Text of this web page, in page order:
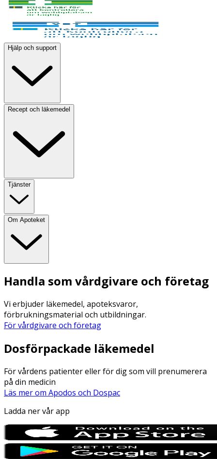
Hjälp och support
Recept och läkemedel
Tjänster
Om Apoteket
Handla som vårdgivare och företag
Vi erbjuder läkemedel, apoteksvaror,
förbrukningsmaterial och utbildningar.
För vårdgivare och företag
Dosförpackade läkemedel
För vårdens patienter eller för dig som vill prenumerera
på din medicin
Läs mer om Apodos och Dospac
Ladda ner vår app